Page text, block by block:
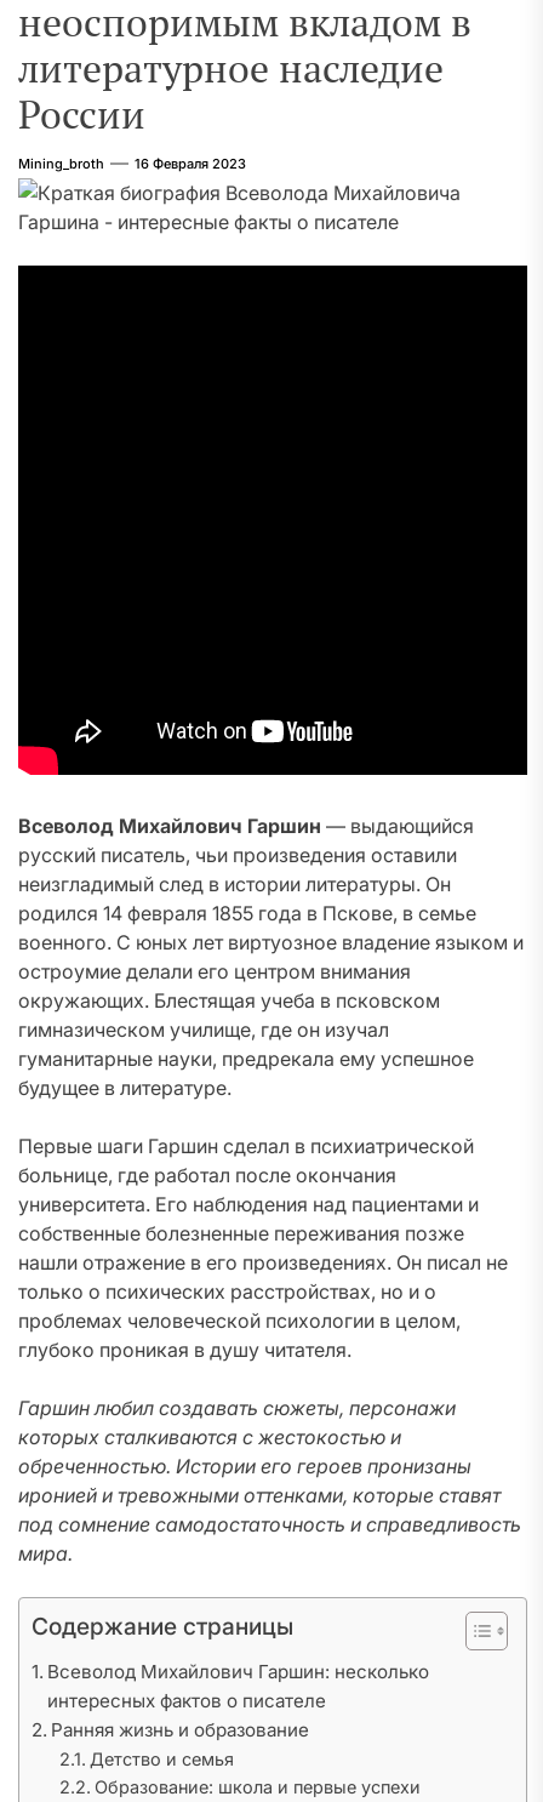
неоспоримым вкладом в
литературное наследие
России
Mining_broth 16 Февраля 2023
Всеволод Михайлович Гаршин — выдающийся
русский писатель, чьи произведения оставили
неизгладимый след в истории литературы. Он
родился 14 февраля 1855 года в Пскове, в семье
военного. С юных лет виртуозное владение языком и
остроумие делали его центром внимания
окружающих. Блестящая учеба в псковском
гимназическом училище, где он изучал
гуманитарные науки, предрекала ему успешное
будущее в литературе.
Первые шаги Гаршин сделал в психиатрической
больнице, где работал после окончания
университета. Его наблюдения над пациентами и
собственные болезненные переживания позже
нашли отражение в его произведениях. Он писал не
только о психических расстройствах, но и о
проблемах человеческой психологии в целом,
глубоко проникая в душу читателя.
Гаршин любил создавать сюжеты, персонажи
которых сталкиваются с жестокостью и
обреченностью. Истории его героев пронизаны
иронией и тревожными оттенками, которые ставят
под сомнение самодостаточность и справедливость
мира.
Содержание страницы
Всеволод Михайлович Гаршин: несколько
интересных фактов о писателе
Ранняя жизнь и образование
Детство и семья
Образование: школа и первые успехи